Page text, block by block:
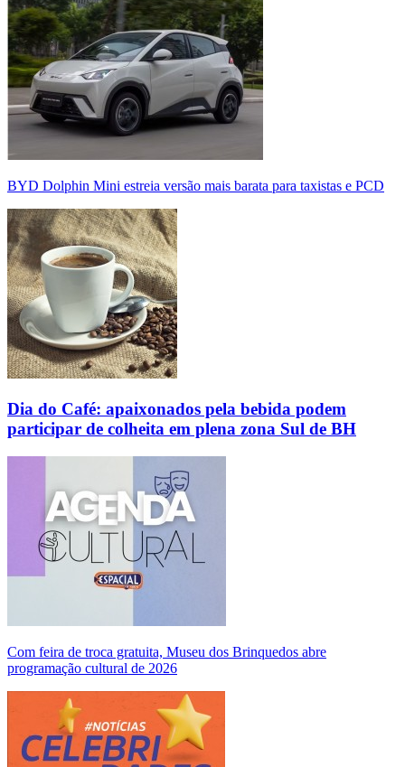
BYD Dolphin Mini estreia versão mais barata para taxistas e PCD
Dia do Café: apaixonados pela bebida podem
participar de colheita em plena zona Sul de BH
Com feira de troca gratuita, Museu dos Brinquedos abre
programação cultural de 2026